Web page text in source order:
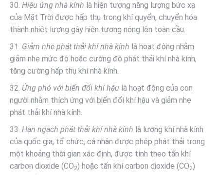
30. Hiệu ứng nhà kính là hiện tượng năng lượng bức xạ
của Mặt Trời được hấp thụ trong khí quyển, chuyển hóa
thành nhiệt lượng gây hiện tượng nóng lên toàn cầu.
31. Giảm nhẹ phát thải khí nhà kính là hoạt động nhằm
giảm nhẹ mức độ hoặc cường độ phát thải khí nhà kính,
tăng cường hấp thụ khí nhà kính.
32. Ứng phó với biến đổi khí hậu là hoạt động của con
người nhằm thích ứng với biến đổi khí hậu và giảm nhẹ
phát thải khí nhà kính.
33. Hạn ngạch phát thải khí nhà kính là lượng khí nhà kính
của quốc gia, tổ chức, cá nhân được phép phát thải trong
một khoảng thời gian xác định, được tính theo tấn khí
carbon dioxide (CO2) hoặc tấn khí carbon dioxide (CO2)